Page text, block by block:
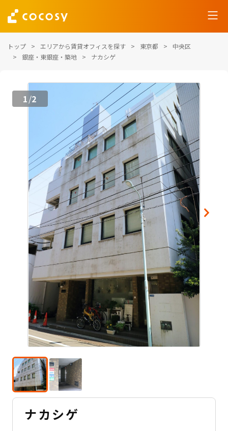
トップ エリアから賃貸オフィスを探す 東京都
中央区
銀座・東銀座・築地
ナカシゲ
1/2
ナカシゲ